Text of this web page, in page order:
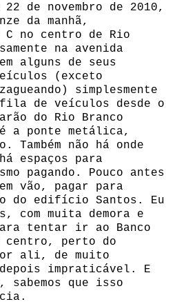
de novembro de 2010,
da manhã,
C no centro de Rio
na avenida
alguns de seus
(exceto
simplesmente
fila de veículos desde o
do Rio Branco
a ponte metálica,
Também não há onde
espaços para
pagando. Pouco antes
vão, pagar para
do edifício Santos. Eu
com muita demora e
tentar ir ao Banco
centro, perto do
ali, de muito
impraticável. E
sabemos que isso